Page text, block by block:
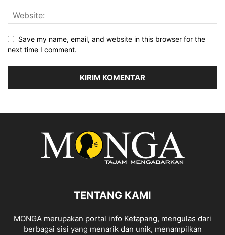
Save my name, email, and website in this browser for the
next time I comment.
TENTANG KAMI
MONGA merupakan portal info Ketapang, mengulas dari
berbagai sisi yang menarik dan unik, menampilkan